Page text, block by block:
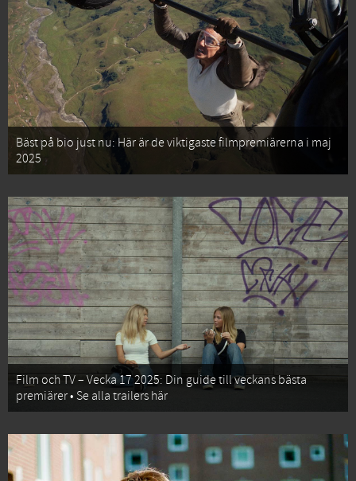
Bäst på bio just nu: Här är de viktigaste filmpremiärerna i maj
2025
Film och TV – Vecka 17 2025: Din guide till veckans bästa
premiärer • Se alla trailers här